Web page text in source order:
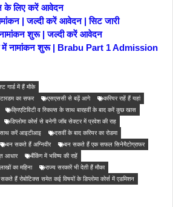
के लिए करें आवेदन
| जल्दी करें आवेदन | सिट जारी
नामांकन शुरू | जल्दी करें आवेदन
में नामांकन शुरू | Brabu Part 1 Admission
गार्ड में हैं मौके
का सफर
एसएससी से बढ़ें आगे
करियर राहें हैं यहां
क्रिएटिविटी व स्किल्स के साथ बारहवीं के बाद करें कुछ खास
डिप्लोमा कोर्स से बनेगी जॉब सेक्टर में प्रवेश की राह
साथ करें आइटीआइ
दसवीं के बाद करियर का रोडमा
बन सकते हैं अग्निवीर
बन सकते हैं एक सफल सिनेमैटोग्राफर
आधार
बैंकिंग में भविष्य की राहें
का महिना
राज्य सरकारें भी देती हैं मौका
हैं रोबोटिक्स समेत कई विषयों के डिप्लोमा कोर्स में एडमिशन